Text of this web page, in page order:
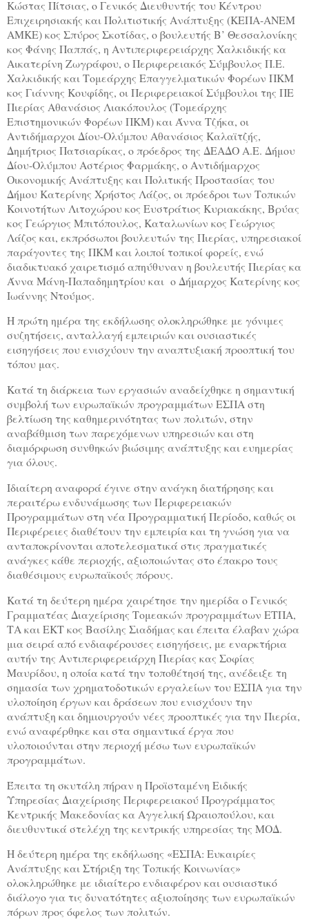
Κώστας Πίτσιας, ο Γενικός Διευθυντής του Κέντρου
Επιχειρησιακής και Πολιτιστικής Ανάπτυξης (ΚΕΠΑ-ΑΝΕΜ
ΑΜΚΕ) κος Σπύρος Σκοτίδας, ο βουλευτής Β’ Θεσσαλονίκης
κος Φάνης Παππάς, η Αντιπεριφερειάρχης Χαλκιδικής κα
Αικατερίνη Ζωγράφου, ο Περιφερειακός Σύμβουλος Π.Ε.
Χαλκιδικής και Τομεάρχης Επαγγελματικών Φορέων ΠΚΜ
κος Γιάννης Κουφίδης, οι Περιφερειακοί Σύμβουλοι της ΠΕ
Πιερίας Αθανάσιος Λιακόπουλος (Τομεάρχης
Επιστημονικών Φορέων ΠΚΜ) και Άννα Τζήκα, οι
Αντιδήμαρχοι Δίου-Ολύμπου Αθανάσιος Καλαϊτζής,
Δημήτριος Πατσιαρίκας, ο πρόεδρος της ΔΕΑΔΟ Α.Ε. Δήμου
Δίου-Ολύμπου Αστέριος Φαρμάκης, ο Αντιδήμαρχος
Οικονομικής Ανάπτυξης και Πολιτικής Προστασίας του
Δήμου Κατερίνης Χρήστος Λάζος, οι πρόεδροι των Τοπικών
Κοινοτήτων Λιτοχώρου κος Ευστράτιος Κυριακάκης, Βρύας
κος Γεώργιος Μπιτόπουλος, Καταλωνίων κος Γεώργιος
Λάζος και, εκπρόσωποι βουλευτών της Πιερίας, υπηρεσιακοί
παράγοντες της ΠΚΜ και λοιποί τοπικοί φορείς, ενώ
διαδικτυακό χαιρετισμό απηύθυναν η βουλευτής Πιερίας κα
Άννα Μάνη-Παπαδημητρίου και ο Δήμαρχος Κατερίνης κος
Ιωάννης Ντούμος.
Η πρώτη ημέρα της εκδήλωσης ολοκληρώθηκε με γόνιμες
συζητήσεις, ανταλλαγή εμπειριών και ουσιαστικές
εισηγήσεις που ενισχύουν την αναπτυξιακή προοπτική του
τόπου μας.
Κατά τη διάρκεια των εργασιών αναδείχθηκε η σημαντική
συμβολή των ευρωπαϊκών προγραμμάτων ΕΣΠΑ στη
βελτίωση της καθημερινότητας των πολιτών, στην
αναβάθμιση των παρεχόμενων υπηρεσιών και στη
διαμόρφωση συνθηκών βιώσιμης ανάπτυξης και ευημερίας
για όλους.
Ιδιαίτερη αναφορά έγινε στην ανάγκη διατήρησης και
περαιτέρω ενδυνάμωσης των Περιφερειακών
Προγραμμάτων στη νέα Προγραμματική Περίοδο, καθώς οι
Περιφέρειες διαθέτουν την εμπειρία και τη γνώση για να
ανταποκρίνονται αποτελεσματικά στις πραγματικές
ανάγκες κάθε περιοχής, αξιοποιώντας στο έπακρο τους
διαθέσιμους ευρωπαϊκούς πόρους.
Κατά τη δεύτερη ημέρα χαιρέτησε την ημερίδα ο Γενικός
Γραμματέας Διαχείρισης Τομεακών προγραμμάτων ΕΤΠΑ,
ΤΑ και ΕΚΤ κος Βασίλης Σιαδήμας και έπειτα έλαβαν χώρα
μια σειρά από ενδιαφέρουσες εισηγήσεις, με εναρκτήρια
αυτήν της Αντιπεριφερειάρχη Πιερίας κας Σοφίας
Μαυρίδου, η οποία κατά την τοποθέτησή της, ανέδειξε τη
σημασία των χρηματοδοτικών εργαλείων του ΕΣΠΑ για την
υλοποίηση έργων και δράσεων που ενισχύουν την
ανάπτυξη και δημιουργούν νέες προοπτικές για την Πιερία,
ενώ αναφέρθηκε και στα σημαντικά έργα που
υλοποιούνται στην περιοχή μέσω των ευρωπαϊκών
προγραμμάτων.
Έπειτα τη σκυτάλη πήραν η Προϊσταμένη Ειδικής
Υπηρεσίας Διαχείρισης Περιφερειακού Προγράμματος
Κεντρικής Μακεδονίας κα Αγγελική Ωραιοπούλου, και
διευθυντικά στελέχη της κεντρικής υπηρεσίας της ΜΟΔ.
Η δεύτερη ημέρα της εκδήλωσης «ΕΣΠΑ: Ευκαιρίες
Ανάπτυξης και Στήριξη της Τοπικής Κοινωνίας»
ολοκληρώθηκε με ιδιαίτερο ενδιαφέρον και ουσιαστικό
διάλογο για τις δυνατότητες αξιοποίησης των ευρωπαϊκών
πόρων προς όφελος των πολιτών.